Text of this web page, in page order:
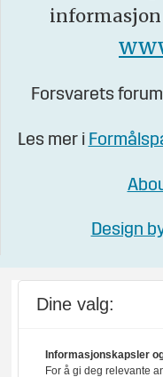
informasjon
Forsvarets
Les mer i
Design
Dine valg:
Informasjonskapsler
For å gi deg relevante